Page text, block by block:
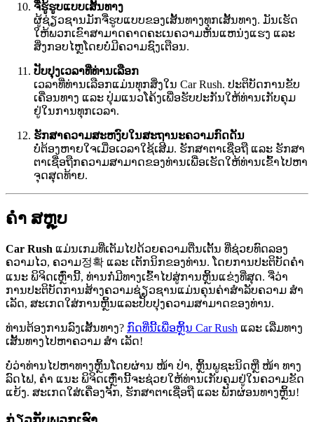
ຈື່ຮູ້ຮູບແບບເສັ້ນທາງ
ຜູ້ຊ່ຽວຊານມັກຈື່ຮູບແບບຂອງເສັ້ນທາງທຸກເສັ້ນທາງ. ມັນເຮັດ
ໃຫ້ພວກເຂົາສາມາດຄາດຄະເນຄວາມຫັນແຫນ່ງແຮງ ແລະ
ສິ່ງກອບໄຫຼໂດຍບໍ່ມີຄວາມຊົງເຕືອນ.
ປັບປຸງເວລາທີ່ທ່ານເລືອກ
ເວລາທີ່ທ່ານເລືອກແມ່ນທຸກສິ່ງໃນ Car Rush. ປະຕິບັດການຂັບ
ເຄື່ອນທາງ ແລະ ປຸ່ມແນວໂຄ້ງເພື່ອຮັບປະກັນໃຫ້ທ່ານເກັບຄຸມ
ຢູ່ໃນການທຸກເວລາ.
ຮັກສາຄວາມສະຫງົບໃນສະຖານະຄວາມກົດດັນ
ບໍ່ຕ້ອງຫາຍໃຈເມື່ອເວລາໃຊ້ເສີມ. ຮັກສາຕາເຊື່ອຖື ແລະ ຮັກສາ
ຕາເຊື່ອຖືກຄວາມສາມາດຂອງທ່ານເພື່ອເຮັດໃຫ້ທ່ານເຂົ້າໄປຫາ
ຈຸດສຸດທ້າຍ.
ຄຳ ສຫຼຸບ
Car Rush ແມ່ນເກມທີ່ເຕັມໄປດ້ວຍຄວາມຕື່ນເຕັ້ນ ທີ່ຊ່ວຍທົດລອງ
ຄວາມໄວ, ຄວາມ정확 ແລະ ເຕັກນິກຂອງທ່ານ. ໂດຍການປະຕິບັດຄຳ
ແນະ ພິຈິດເຫຼົ່ານີ້, ທ່ານກໍ່ມີທາງເຂົ້າໄປສູ່ການຫຼິ້ນແຂ່ງທີ່ສຸດ. ຈື່ວ່າ
ການປະຕິບັດການສ້າງຄວາມຊ່ຽວຊານແມ່ນຄຸນຄ່າສໍາລັບຄວາມ ສຳ
ເລັດ, ສະເກດໃສ່ການຫຼິ້ນແລະປັບປຸງຄວາມສາມາດຂອງທ່ານ.
ທ່ານຕ້ອງການລົງເສັ້ນທາງ? ກົດທີ່ນີ້ເພື່ອຫຼິ້ນ Car Rush ແລະ ເລີ່ມທາງ
ເສັ້ນທາງໄປຫາຄວາມ ສຳ ເລັດ!
ບໍ່ວ່າທ່ານໄປຫາທາງຫຼິ້ນໂດຍຜ່ານ ໜ້າ ປ່າ, ຫຼິ້ນພູຊະນິດຫຼື ໜ້າ ທາງ
ລົດໄຟ, ຄຳ ແນະ ພິຈິດເຫຼົ່ານີ້ຈະຊ່ວຍໃຫ້ທ່ານເກັບຄຸມຢູ່ໃນຄວາມຂັດ
ແຍ້ງ. ສະເກດໃສ່ເຄື່ອງຈັກ, ຮັກສາຕາເຊື່ອຖື ແລະ ພັກຜ່ອນທາງຫຼິ້ນ!